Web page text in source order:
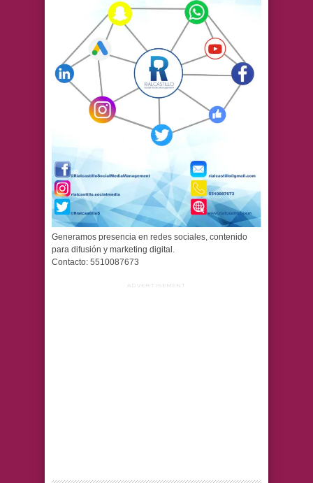
Generamos presencia en redes sociales, contenido
para difusión y marketing digital.
Contacto: 5510087673
ADVERTISEMENT